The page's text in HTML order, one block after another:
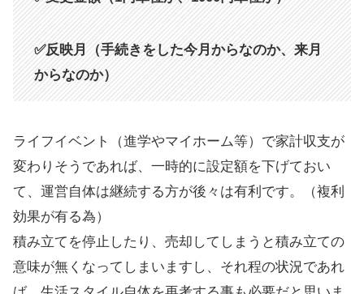
✅反映月（手続きをした今月からなのか、来月
からなのか）
ライフイベント（進学やマイホーム等）で家計収支が
変わりそうであれば、一時的に設定額を下げておい
て、運営自体は継続する方が後々は有利です。（複利
効果が有る為）
積み立てを停止したり、売却してしまうと積み立ての
意味が無くなってしまいますし、それ程の状況であれ